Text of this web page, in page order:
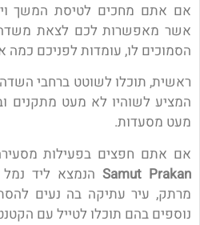
אם אתם מחכים לטיסת המשך
אשר מאפשרות לכם לצאת משדה
הסמוכים לו, עומדות לפניכם כמה
ראשית, תוכלו לשוטט ברחבי
המציע לשוהיו לא מעט מתקנים
מעט מסעדות.
אם אתם חפצים בפעילות
Samut Prakan הנמצא ליד נמל
מרתק, עיר עתיקה בה נעים
נוספים בהם תוכלו לטייל עם